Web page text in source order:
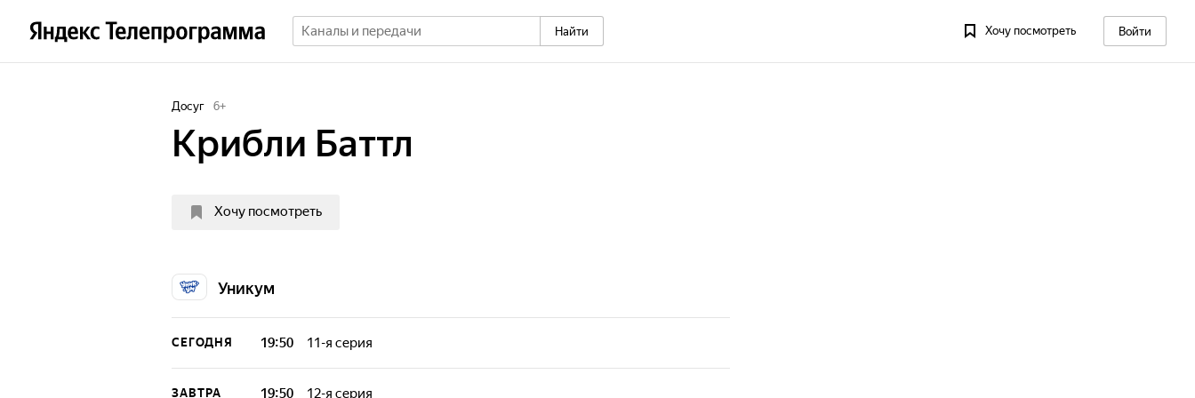
Найти Хочу посмотреть Войти
Досуг 6+
Крибли Баттл
Хочу посмотреть
Уникум
СЕГОДНЯ 19:50 11-я серия
Детская интеллектуальная игра, которая увлечёт даже родителей!
Ты хочешь весело и с пользой проводить время, умнеть играя,
ЗАВТРА 19:50 12-я серия